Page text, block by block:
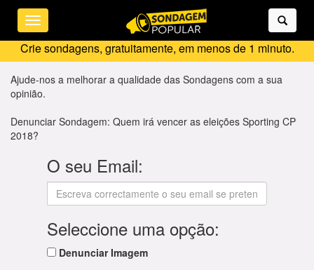
Toggle
navigation
Crie sondagens, gratuitamente, em menos de 1 minuto.
Ajude-nos a melhorar a qualidade das Sondagens com a sua
opinião.
Denunciar Sondagem: Quem irá vencer as eleições Sporting CP
2018?
O seu Email:
Seleccione uma opção:
Denunciar Imagem